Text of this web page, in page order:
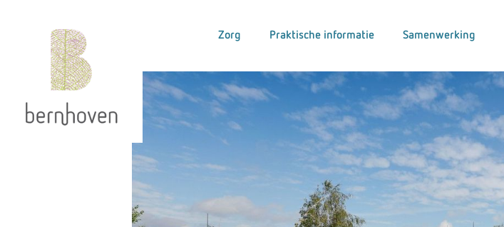
Zorg Praktische informatie Samenwerking